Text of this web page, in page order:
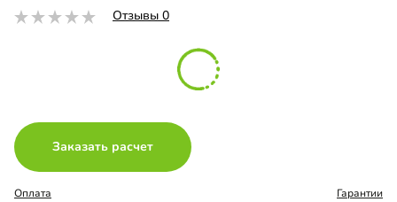
Отзывы 0
Заказать расчет
Оплата Гарантии